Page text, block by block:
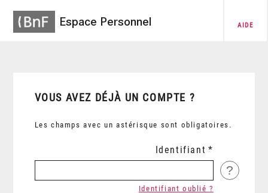
Espace Personnel AIDE
VOUS AVEZ DÉJÀ UN COMPTE ?
Les champs avec un astérisque sont obligatoires.
Identifiant
?
Identifiant oublié ?